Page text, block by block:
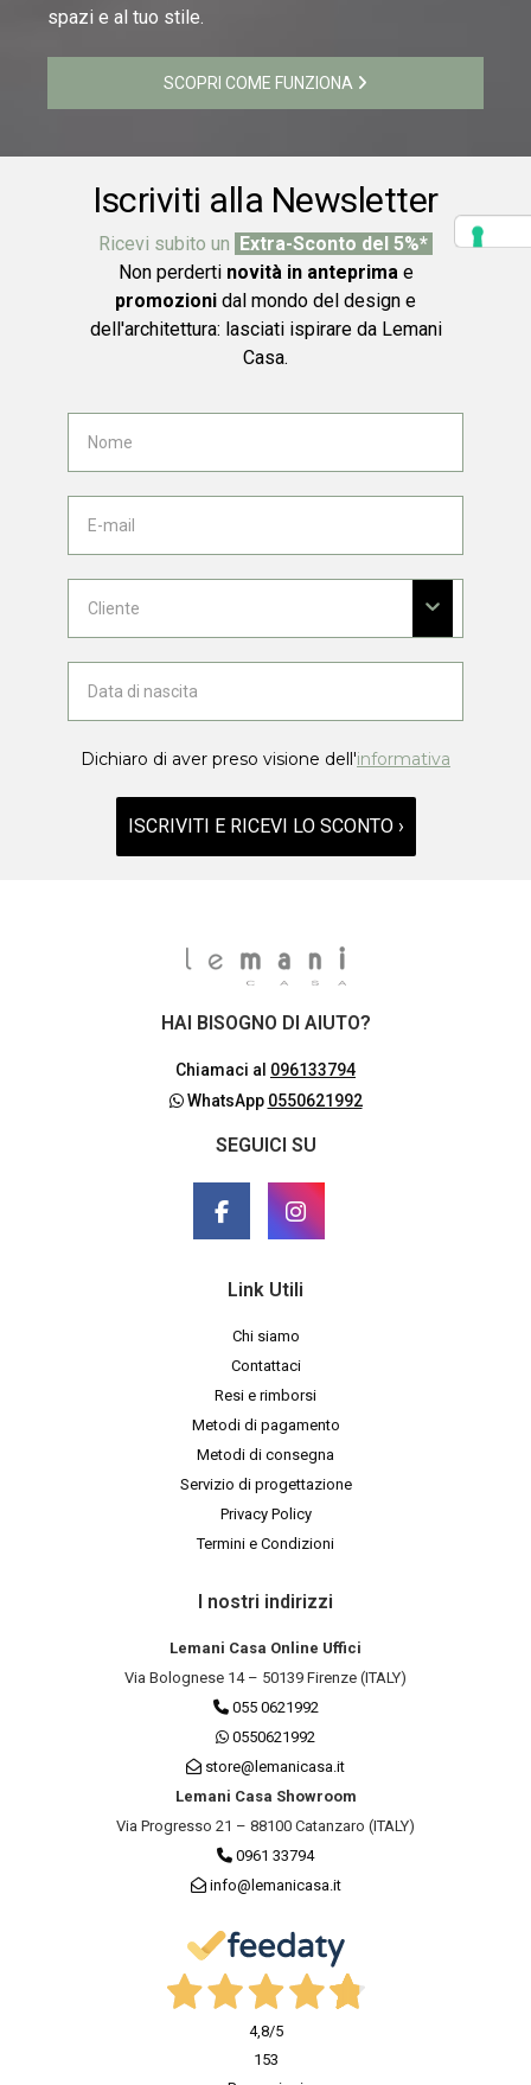
spazi e al tuo stile.
SCOPRI COME FUNZIONA
Iscriviti alla Newsletter
Ricevi subito un Extra-Sconto del 5%*
Non perderti novità in anteprima e
promozioni dal mondo del design e
dell'architettura: lasciati ispirare da Lemani
Casa.
Dichiaro di aver preso visione dell'informativa
ISCRIVITI E RICEVI LO SCONTO ›
HAI BISOGNO DI AIUTO?
Chiamaci al 096133794
WhatsApp 0550621992
SEGUICI SU
Link Utili
Chi siamo
Contattaci
Resi e rimborsi
Metodi di pagamento
Metodi di consegna
Servizio di progettazione
Privacy Policy
Termini e Condizioni
I nostri indirizzi
Lemani Casa Online Uffici
Via Bolognese 14 – 50139 Firenze (ITALY)
055 0621992
0550621992
store@lemanicasa.it
Lemani Casa Showroom
Via Progresso 21 – 88100 Catanzaro (ITALY)
0961 33794
info@lemanicasa.it
4,8/5
153